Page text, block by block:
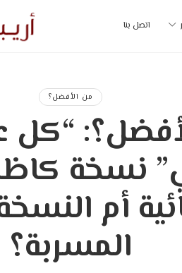
اتصل بنا
| من الأفضل؟
“كل
نسخة
أم
المسربة؟